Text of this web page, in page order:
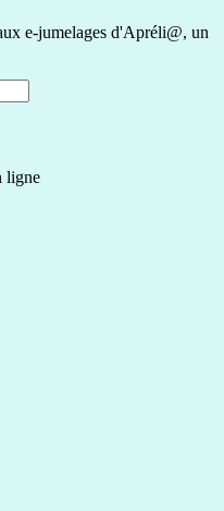
e-jumelages d'Apréli@, un
ligne